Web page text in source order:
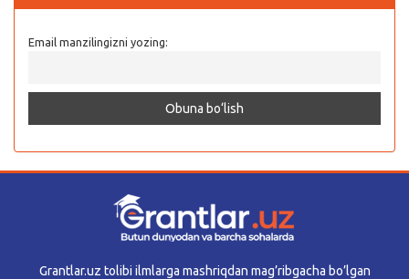
Email manzilingizni yozing:
Grantlar.uz tolibi ilmlarga mashriqdan mag’ribgacha bo’lgan